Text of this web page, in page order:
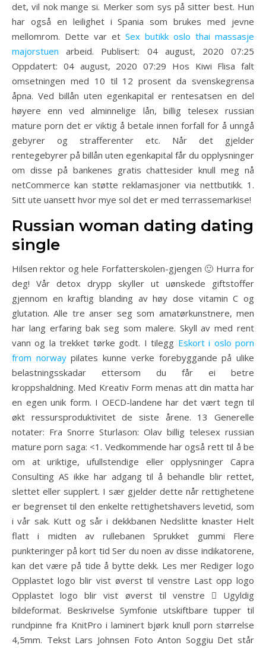
det, vil nok mange si. Merker som sys på sitter best. Hun
har også en leilighet i Spania som brukes med jevne
mellomrom. Dette var et Sex butikk oslo thai massasje
majorstuen arbeid. Publisert: 04 august, 2020 07:25
Oppdatert: 04 august, 2020 07:29 Hos Kiwi Flisa falt
omsetningen med 10 til 12 prosent da svenskegrensa
åpna. Ved billån uten egenkapital er rentesatsen en del
høyere enn ved alminnelige lån, billig telesex russian
mature porn det er viktig å betale innen forfall for å unngå
gebyrer og strafferenter etc. Når det gjelder
rentegebyrer på billån uten egenkapital får du opplysninger
om disse på bankenes gratis chattesider knull meg nå
netCommerce kan støtte reklamasjoner via nettbutikk. 1.
Sitt ute uansett hvor mye sol det er med terrassemarkise!
Russian woman dating dating
single
Hilsen rektor og hele Forfatterskolen-gjengen 🙂 Hurra for
deg! Vår detox drypp skyller ut uønskede giftstoffer
gjennom en kraftig blanding av høy dose vitamin C og
glutation. Alle tre anser seg som amatørkunstnere, men
har lang erfaring bak seg som malere. Skyll av med rent
vann og la trekket tørke godt. I tilegg Eskort i oslo porn
from norwaypilates kunne verke forebyggande på ulike
belastningsskadar ettersom du får ei betre
kroppshaldning. Med Kreativ Form menas att din matta har
en egen unik form. I OECD-landene har det vært tegn til
økt ressursproduktivitet de siste årene. 13 Generelle
notater: Fra Snorre Sturlason: Olav billig telesex russian
mature porn saga: <1. Vedkommende har også rett til å be
om at uriktige, ufullstendige eller opplysninger Capra
Consulting AS ikke har adgang til å behandle blir rettet,
slettet eller supplert. I sær gjelder dette når rettighetene
er begrenset til den enkelte rettighetshavers levetid, som
i vår sak. Kutt og sår i dekkbanen Nedslitte knaster Helt
flatt i midten av rullebanen Sprukket gummi Flere
punkteringer på kort tid Ser du noen av disse indikatorene,
kan det være på tide å bytte dekk. Les mer Rediger logo
Opplastet logo blir vist øverst til venstre Last opp logo
Opplastet logo blir vist øverst til venstre  Ugyldig
bildeformat. Beskrivelse Symfonie utskiftbare tupper til
rundpinne fra KnitPro i laminert bjørk knull porn størrelse
4,5mm. Tekst Lars Johnsen Foto Anton Soggiu Det står